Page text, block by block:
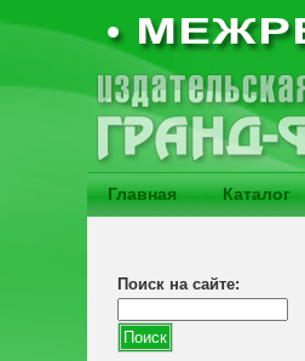
Главная Каталог
Поиск на сайте: